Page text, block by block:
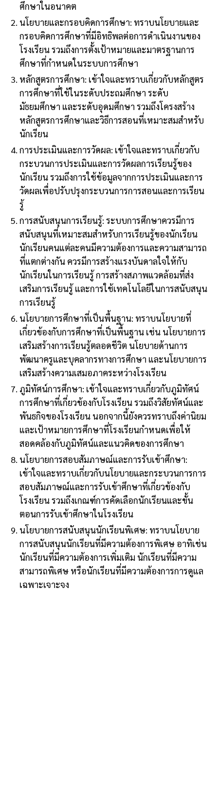
ศึกษาในอนาคต
นโยบายและกรอบคิดการศึกษา: ทราบนโยบายและ
กรอบคิดการศึกษาที่มีอิทธิพลต่อการดำเนินงานของ
โรงเรียน รวมถึงการตั้งเป้าหมายและมาตรฐานการ
ศึกษาที่กำหนดในระบบการศึกษา
หลักสูตรการศึกษา: เข้าใจและทราบเกี่ยวกับหลักสูตร
การศึกษาที่ใช้ในระดับประถมศึกษา ระดับ
มัธยมศึกษา และระดับอุดมศึกษา รวมถึงโครงสร้าง
หลักสูตรการศึกษาและวิธีการสอนที่เหมาะสมสำหรับ
นักเรียน
การประเมินและการวัดผล: เข้าใจและทราบเกี่ยวกับ
กระบวนการประเมินและการวัดผลการเรียนรู้ของ
นักเรียน รวมถึงการใช้ข้อมูลจากการประเมินและการ
วัดผลเพื่อปรับปรุงกระบวนการการสอนและการเรียน
รู้
การสนับสนุนการเรียนรู้: ระบบการศึกษาควรมีการ
สนับสนุนที่เหมาะสมสำหรับการเรียนรู้ของนักเรียน
นักเรียนคนแต่ละคนมีความต้องการและความสามารถ
ที่แตกต่างกัน ควรมีการสร้างแรงบันดาลใจให้กับ
นักเรียนในการเรียนรู้ การสร้างสภาพแวดล้อมที่ส่ง
เสริมการเรียนรู้ และการใช้เทคโนโลยีในการสนับสนุน
การเรียนรู้
นโยบายการศึกษาที่เป็นพื้นฐาน: ทราบนโยบายที่
เกี่ยวข้องกับการศึกษาที่เป็นพื้นฐาน เช่น นโยบายการ
เสริมสร้างการเรียนรู้ตลอดชีวิต นโยบายด้านการ
พัฒนาครูและบุคลากรทางการศึกษา และนโยบายการ
เสริมสร้างความเสมอภาคระหว่างโรงเรียน
ภูมิทัศน์การศึกษา: เข้าใจและทราบเกี่ยวกับภูมิทัศน์
การศึกษาที่เกี่ยวข้องกับโรงเรียน รวมถึงวิสัยทัศน์และ
พันธกิจของโรงเรียน นอกจากนี้ยังควรทราบถึงค่านิยม
และเป้าหมายการศึกษาที่โรงเรียนกำหนดเพื่อให้
สอดคล้องกับภูมิทัศน์และแนวคิดของการศึกษา
นโยบายการสอบสัมภาษณ์และการรับเข้าศึกษา:
เข้าใจและทราบเกี่ยวกับนโยบายและกระบวนการการ
สอบสัมภาษณ์และการรับเข้าศึกษาที่เกี่ยวข้องกับ
โรงเรียน รวมถึงเกณฑ์การคัดเลือกนักเรียนและขั้น
ตอนการรับเข้าศึกษาในโรงเรียน
นโยบายการสนับสนุนนักเรียนพิเศษ: ทราบนโยบาย
การสนับสนุนนักเรียนที่มีความต้องการพิเศษ อาทิเช่น
นักเรียนที่มีความต้องการเพิ่มเติม นักเรียนที่มีความ
สามารถพิเศษ หรือนักเรียนที่มีความต้องการการดูแล
เฉพาะเจาะจง